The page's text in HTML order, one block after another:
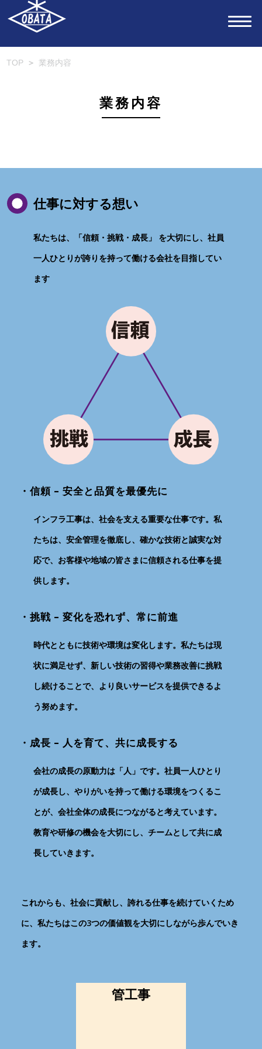
TOP ＞ 業務内容
業務内容
仕事に対する想い
私たちは、「信頼・挑戦・成長」 を大切にし、社員
一人ひとりが誇りを持って働ける会社を目指してい
ます
・信頼 – 安全と品質を最優先に
インフラ工事は、社会を支える重要な仕事です。私
たちは、安全管理を徹底し、確かな技術と誠実な対
応で、お客様や地域の皆さまに信頼される仕事を提
供します。
・挑戦 – 変化を恐れず、常に前進
時代とともに技術や環境は変化します。私たちは現
状に満足せず、新しい技術の習得や業務改善に挑戦
し続けることで、より良いサービスを提供できるよ
う努めます。
・成長 – 人を育て、共に成長する
会社の成長の原動力は「人」です。社員一人ひとり
が成長し、やりがいを持って働ける環境をつくるこ
とが、会社全体の成長につながると考えています。
教育や研修の機会を大切にし、チームとして共に成
長していきます。
これからも、社会に貢献し、誇れる仕事を続けていくため
に、私たちはこの3つの価値観を大切にしながら歩んでいき
ます。
管工事